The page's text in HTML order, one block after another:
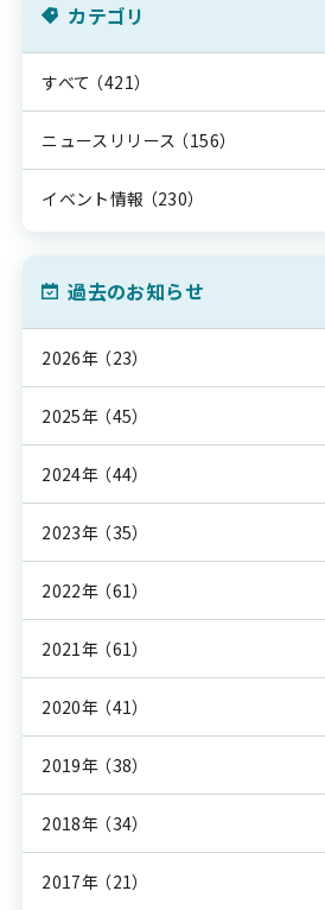
カテゴリ
すべて （421）
ニュースリリース （156）
イベント情報 （230）
過去のお知らせ
2026年 （23）
2025年 （45）
2024年 （44）
2023年 （35）
2022年 （61）
2021年 （61）
2020年 （41）
2019年 （38）
2018年 （34）
2017年 （21）